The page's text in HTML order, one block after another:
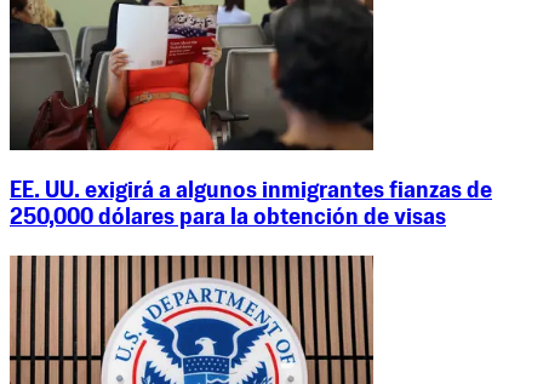
EE. UU. exigirá a algunos inmigrantes fianzas de
250,000 dólares para la obtención de visas